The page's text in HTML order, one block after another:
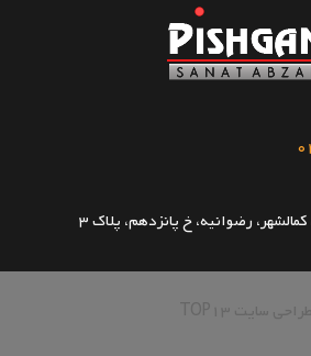
رضوانیه، خ پانزدهم، پلاک 3
طراحی سایت TOP13